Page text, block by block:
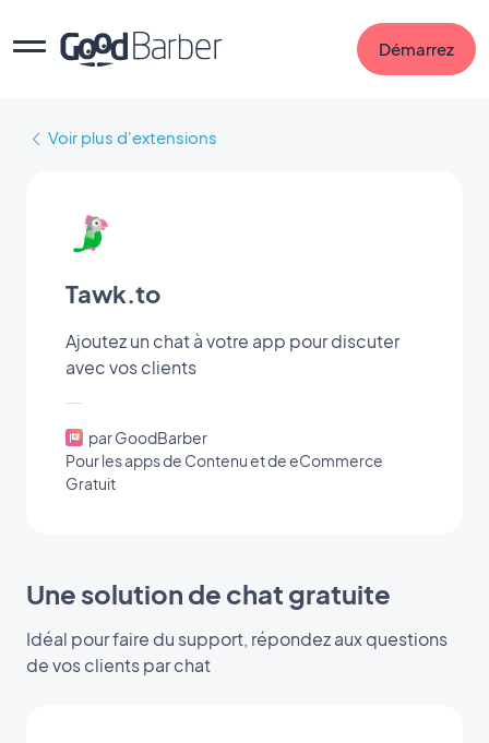
Démarrez
Voir plus d'extensions
Tawk.to
Ajoutez un chat à votre app pour discuter
avec vos clients
par GoodBarber
Pour les apps de Contenu et de eCommerce
Gratuit
Une solution de chat gratuite
Idéal pour faire du support, répondez aux questions
de vos clients par chat